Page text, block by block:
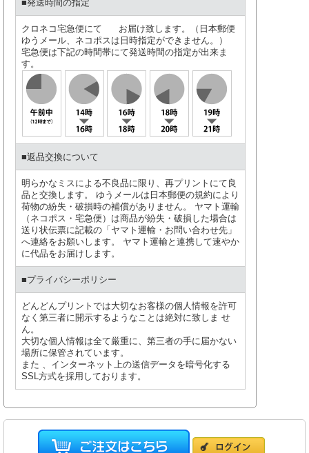
■発送時間の指定
クロネコ宅急便にて お届け致します。（日本郵便
ゆうメール、ネコポスは日時指定ができません。）
宅急便は下記の時間帯にて発送時間の指定が出来ま
す。
■返品交換について
明らかなミスによる不良品に限り、再プリントにて良
品と交換します。 ゆうメールは日本郵便の規約により
荷物の紛失・破損時の補償がありません。 ヤマト運輸
（ネコポス・宅急便）は商品が紛失・破損した場合は
送り状伝票に記載の「ヤマト運輸・お問い合わせ先」
へ連絡をお願いします。 ヤマト運輸と連携して速やか
に代品をお届けします。
■プライバシーポリシー
どんどんプリントでは大切なお客様の個人情報を許可
なく第三者に開示するようなことは絶対に致しま せ
ん。
大切な個人情報は全て厳重に、第三者の手に届かない
場所に保管されています。
また 、インターネット上の送信データを暗号化する
SSL方式を採用しております。